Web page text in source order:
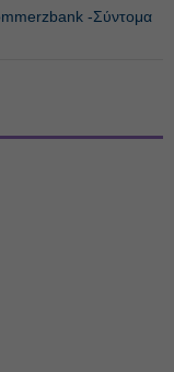
-Σύντομα